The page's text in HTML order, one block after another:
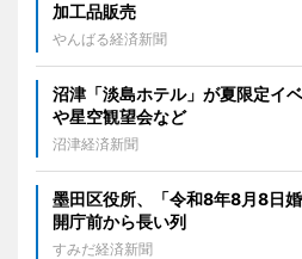
加工品販売
やんばる経済新聞
沼津「淡島ホテル」が夏限定イ
や星空観望会など
沼津経済新聞
墨田区役所、「令和8年8月8日
開庁前から長い列
すみだ経済新聞